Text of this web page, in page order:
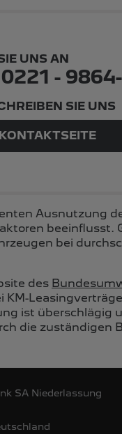
UNS AN
-
SIE UNS
Ausnutzung
beeinflusst.
bei
des
KM-
ist überschlägig
die zuständigen
SA Niederlassung